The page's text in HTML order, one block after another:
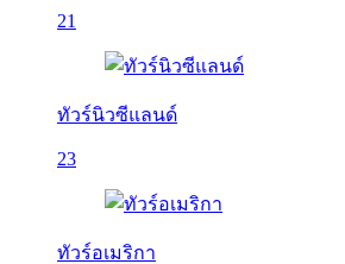
21
ทัวร์นิวซีแลนด์
23
ทัวร์อเมริกา